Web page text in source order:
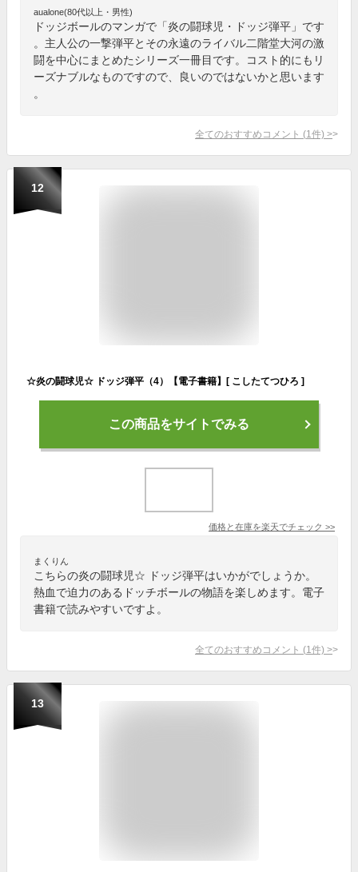
aualone(80代以上・男性)
ドッジボールのマンガで「炎の闘球児・ドッジ弾平」です
。主人公の一撃弾平とその永遠のライバル二階堂大河の激
闘を中心にまとめたシリーズ一冊目です。コスト的にもリ
ーズナブルなものですので、良いのではないかと思います
。
全てのおすすめコメント (1 件) >
12
☆炎の闘球児☆ ドッジ弾平（4）【電子書籍】[ こしたてつひろ ]
この商品をサイトでみる
価格と在庫を楽天でチェック >>
まくりん
こちらの炎の闘球児☆ ドッジ弾平はいかがでしょうか。
熱血で迫力のあるドッチボールの物語を楽しめます。電子
書籍で読みやすいですよ。
全てのおすすめコメント (1 件) >
13